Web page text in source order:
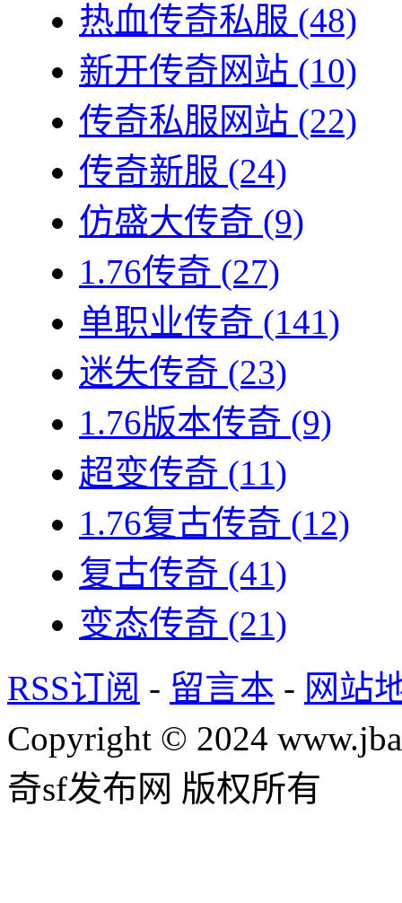
热血传奇私服 (48)
新开传奇网站 (10)
传奇私服网站 (22)
传奇新服 (24)
仿盛大传奇 (9)
1.76传奇 (27)
单职业传奇 (141)
迷失传奇 (23)
1.76版本传奇 (9)
超变传奇 (11)
1.76复古传奇 (12)
复古传奇 (41)
变态传奇 (21)
RSS订阅 - 留言本 - 网站
Copyright © 2024
奇sf发布网 版权所有